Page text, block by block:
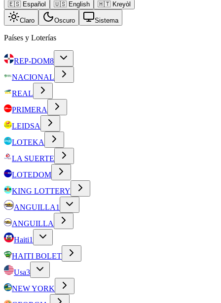
🇪🇸 Español 🇺🇸 English 🇭🇹 Kreyòl
Claro Oscuro Sistema
Países y Loterías
REP-DOM8
NACIONAL
REAL
PRIMERA
LEIDSA
LOTEKA
LA SUERTE
LOTEDOM
KING LOTTERY
ANGUILLA1
ANGUILLA
Haiti1
HAITI BOLET
Usa3
NEW YORK